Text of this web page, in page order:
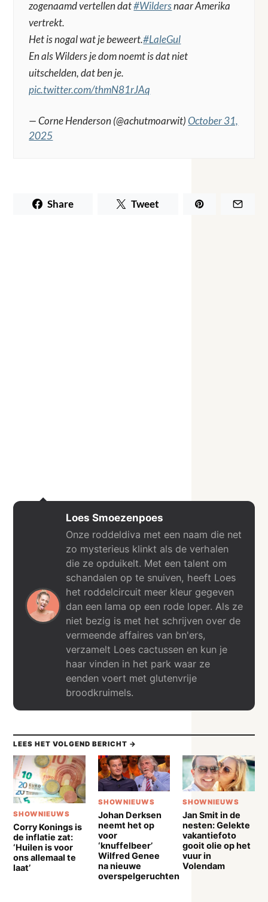
zogenaamd vertellen dat#Wildersnaar Amerika
vertrekt.
Het is nogal wat je beweert.#LaleGul
En als Wilders je dom noemt is dat niet
uitschelden, dat ben je.
pic.twitter.com/thmN81rJAq
— Corne Henderson (@achutmoarwit)October 31,
2025
Share Tweet
Loes Smoezenpoes
Onze roddeldiva met een naam die net
zo mysterieus klinkt als de verhalen
die ze opduikelt. Met een talent om
schandalen op te snuiven, heeft Loes
het roddelcircuit meer kleur gegeven
dan een lama op een rode loper. Als ze
niet bezig is met het schrijven over de
vermeende affaires van bn'ers,
verzamelt Loes cactussen en kun je
haar vinden in het park waar ze
eenden voert met glutenvrije
broodkruimels.
LEES HET VOLGEND BERICHT →
SHOWNIEUWS
Corry Konings is
de inflatie zat:
‘Huilen is voor
ons allemaal te
laat’
SHOWNIEUWS
Johan Derksen
neemt het op
voor
‘knuffelbeer’
Wilfred Genee
na nieuwe
overspelgeruchten
SHOWNIEUWS
Jan Smit in de
nesten: Gelekte
vakantiefoto
gooit olie op het
vuur in
Volendam